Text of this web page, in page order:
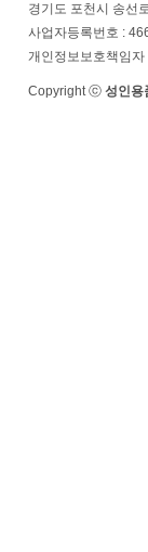
경기도 포천시 송선
사업자등록번호 :
개인정보보호책임
Copyright ⓒ 성인용